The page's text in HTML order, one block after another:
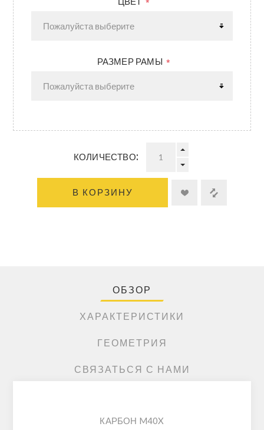
*
РАЗМЕР РАМЫ *
КОЛИЧЕСТВО:
В КОРЗИНУ
ОБЗОР
ХАРАКТЕРИСТИКИ
ГЕОМЕТРИЯ
СВЯЗАТЬСЯ С НАМИ
КАРБОН M40X